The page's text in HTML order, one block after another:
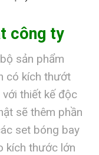
công ty
sản phẩm
có kích thướt
thiết kế độc
sẽ thêm phần
set bóng bay
kích thước lớn